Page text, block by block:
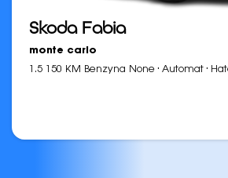
Skoda Fabia
monte carlo
1.5 150 KM Benzyna None· Automat·